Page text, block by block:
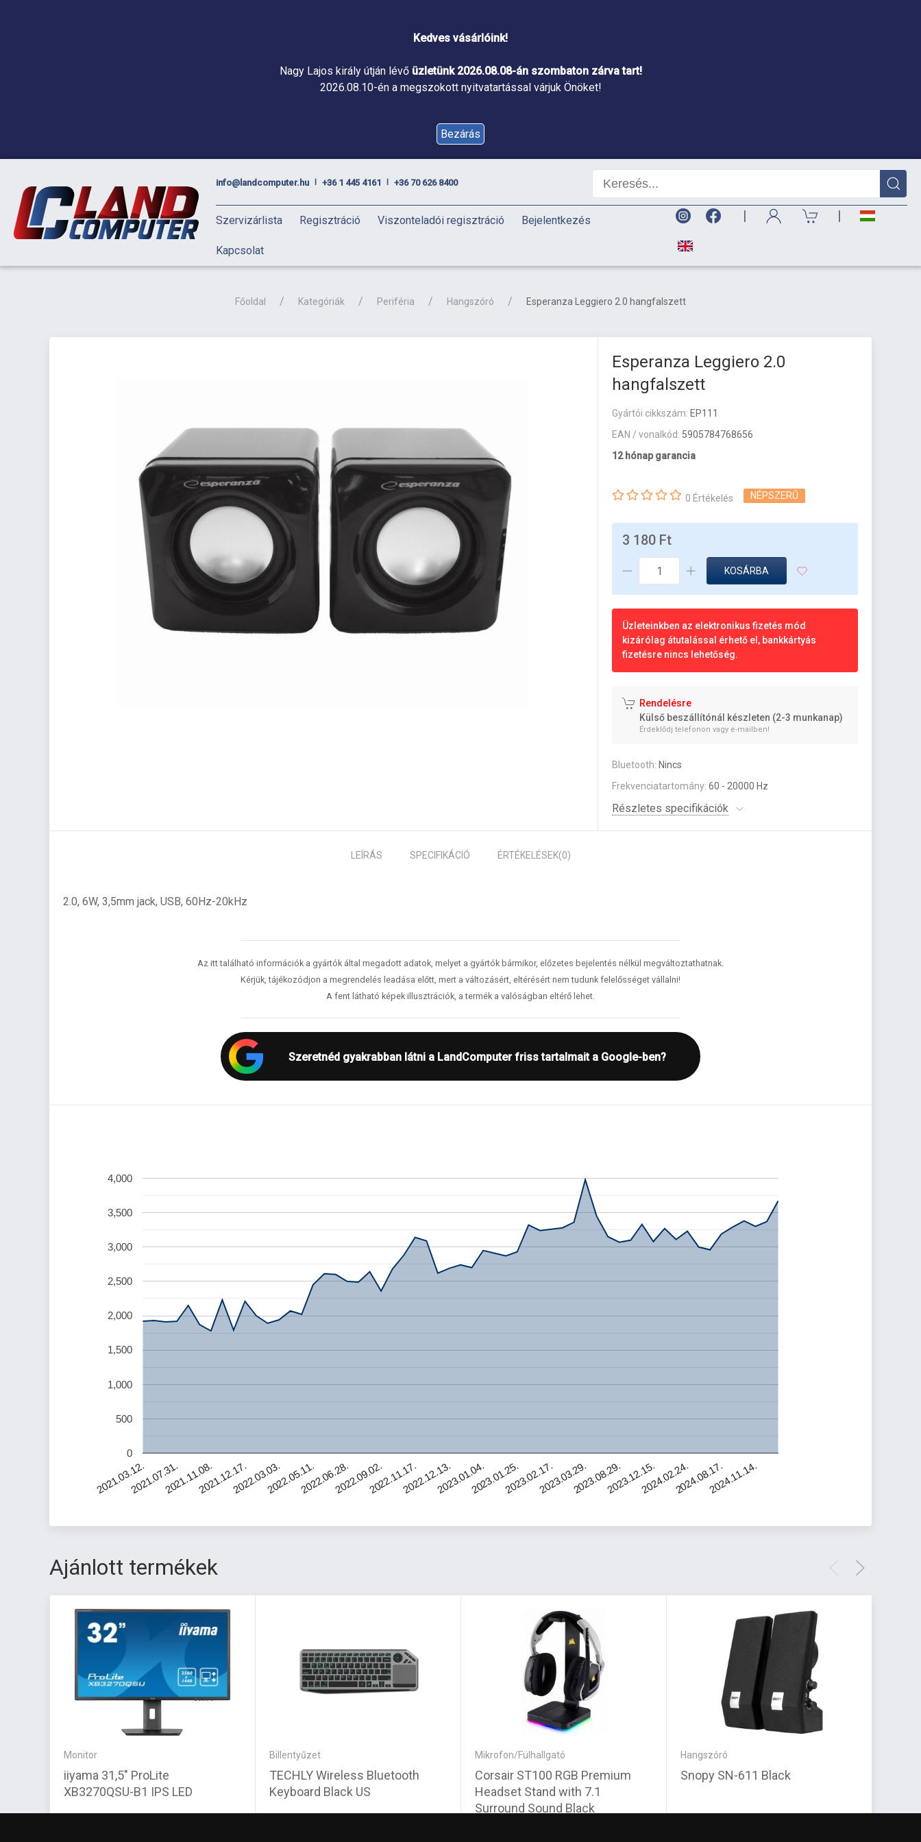
Kedves vásárlóink!
Nagy Lajos király útján lévő üzletünk 2026.08.08-án szombaton zárva tart!
2026.08.10-én a megszokott nyitvatartással várjuk Önöket!
Bezárás
info@landcomputer.hu +36 1 445 4161 +36 70 626 8400
Szervizárlista Regisztráció Viszonteladói regisztráció Bejelentkezés
Kapcsolat
| |
Főoldal Kategóriák Periféria Hangszóró Esperanza Leggiero 2.0 hangfalszett
Esperanza Leggiero 2.0
hangfalszett
Gyártói cikkszám: EP111
EAN / vonalkód: 5905784768656
12 hónap garancia
0 Értékelés NÉPSZERŰ
3 180 Ft
KOSÁRBA
Üzleteinkben az elektronikus fizetés mód
kizárólag átutalással érhető el, bankkártyás
fizetésre nincs lehetőség.
Rendelésre
Külső beszállítónál készleten (2-3 munkanap)
Érdeklődj telefonon vagy e-mailben!
Bluetooth: Nincs
Frekvenciatartomány:60 - 20000 Hz
Részletes specifikációk
LEÍRÁS SPECIFIKÁCIÓ ÉRTÉKELÉSEK(0)
2.0, 6W, 3,5mm jack, USB, 60Hz-20kHz
Az itt található információk a gyártók által megadott adatok, melyet a gyártók bármikor, előzetes bejelentés nélkül megváltoztathatnak.
Kérjük, tájékozódjon a megrendelés leadása előtt, mert a változásért, eltérésért nem tudunk felelősséget vállalni!
A fent látható képek illusztrációk, a termék a valóságban eltérő lehet.
Szeretnéd gyakrabban látni a LandComputer friss tartalmait a Google-ben?
2021.03.12.2021.07.31.2021.11.08.2021.12.17.2022.03.03.2022.05.11.2022.06.28.2022.09.02.2022.11.17.2022.12.13.2023.01.04.2023.01.25.2023.02.17.2023.03.29.2023.08.29.2023.12.15.2024.02.24.2024.08.17.2024.11.14.
0
500
1,000
1,500
2,000
2,500
3,000
3,500
4,000
Ajánlott termékek
Monitor
iiyama 31,5" ProLite
XB3270QSU-B1 IPS LED
Billentyűzet
TECHLY Wireless Bluetooth
Keyboard Black US
Mikrofon/Fülhallgató
Corsair ST100 RGB Premium
Headset Stand with 7.1
Surround Sound Black
Hangszóró
Snopy SN-611 Black